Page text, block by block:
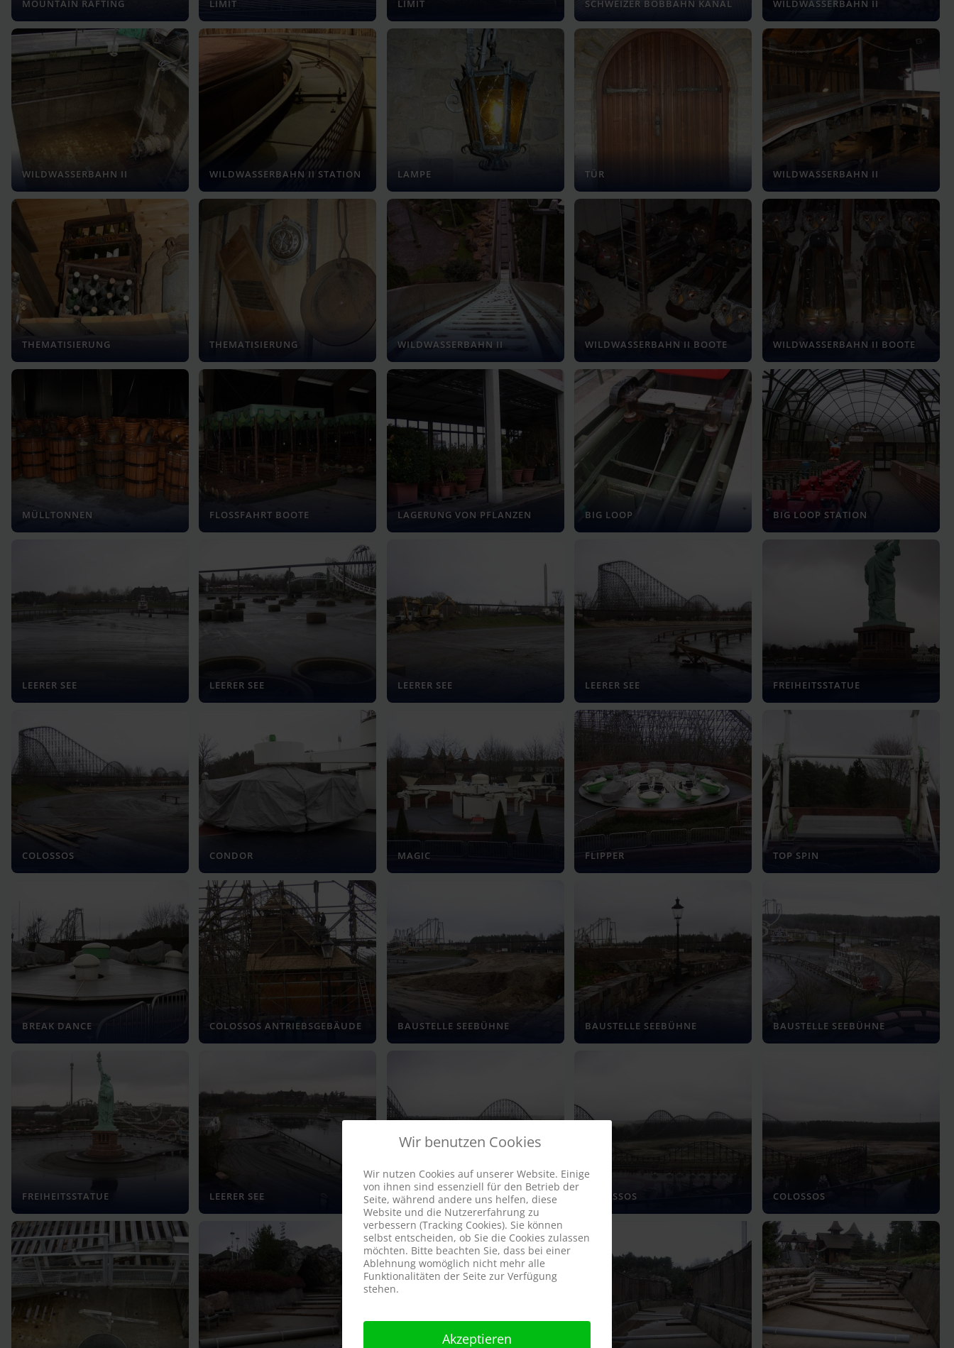
MOUNTAIN RAFTING LIMIT LIMIT SCHWEIZER BOBBAHN KANAL WILDWASSERBAHN II
WILDWASSERBAHN II WILDWASSERBAHN II STATION LAMPE TÜR WILDWASSERBAHN II
THEMATISIERUNG THEMATISIERUNG WILDWASSERBAHN II WILDWASSERBAHN II BOOTE WILDWASSERBAHN II BOOTE
MÜLLTONNEN FLOSSFAHRT BOOTE LAGERUNG VON PFLANZEN BIG LOOP BIG LOOP STATION
LEERER SEE LEERER SEE LEERER SEE LEERER SEE FREIHEITSSTATUE
COLOSSOS CONDOR MAGIC FLIPPER TOP SPIN
BREAK DANCE COLOSSOS ANTRIEBSGEBÄUDE BAUSTELLE SEEBÜHNE BAUSTELLE SEEBÜHNE BAUSTELLE SEEBÜHNE
FREIHEITSSTATUE LEERER SEE COLOSSOS COLOSSOS COLOSSOS
Wir benutzen Cookies
Wir nutzen Cookies auf unserer Website. Einige
von ihnen sind essenziell für den Betrieb der
Seite, während andere uns helfen, diese
Website und die Nutzererfahrung zu
verbessern (Tracking Cookies). Sie können
selbst entscheiden, ob Sie die Cookies zulassen
möchten. Bitte beachten Sie, dass bei einer
Ablehnung womöglich nicht mehr alle
Funktionalitäten der Seite zur Verfügung
stehen.
Akzeptieren